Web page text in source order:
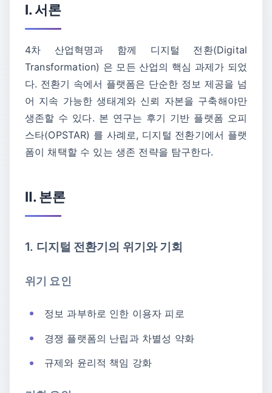
Ⅰ. 서론
4차 산업혁명과 함께 디지털 전환(Digital
Transformation) 은 모든 산업의 핵심 과제가 되었
다. 전환기 속에서 플랫폼은 단순한 정보 제공을 넘
어 지속 가능한 생태계와 신뢰 자본을 구축해야만
생존할 수 있다. 본 연구는 후기 기반 플랫폼 오피
스타(OPSTAR) 를 사례로, 디지털 전환기에서 플랫
폼이 채택할 수 있는 생존 전략을 탐구한다.
Ⅱ. 본론
1. 디지털 전환기의 위기와 기회
위기 요인
정보 과부하로 인한 이용자 피로
경쟁 플랫폼의 난립과 차별성 약화
규제와 윤리적 책임 강화